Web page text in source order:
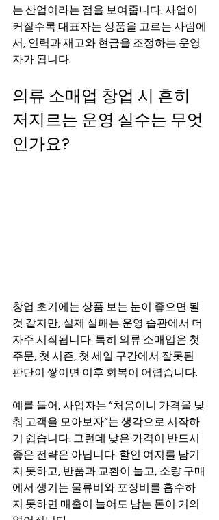
는 산업이라는 점을 보여줍니다. 사업이
커질수록 대표자는 상품을 고르는 사람에
서, 인력과 재고와 현금을 조정하는 운영
자가 됩니다.
의류 소매업 창업 시 흔히
저지르는 운영 실수는 무엇
인가요?
창업 초기에는 상품 보는 눈이 좋으면 될
것 같지만, 실제 실패는 운영 습관에서 더
자주 시작됩니다. 특히 의류 소매업은 첫
주문, 첫 시즌, 첫 세일 구간에서 잘못된
판단이 쌓이면 이후 회복이 어렵습니다.
예를 들어, 사업자는 “처음이니 가격을 낮
춰 고객을 모아보자”는 생각으로 시작하
기 쉽습니다. 그런데 낮은 가격이 반드시
좋은 전략은 아닙니다. 할인 여지를 남기
지 못하고, 반품과 교환이 늘고, 소량 구매
에서 생기는 물류비와 포장비를 흡수하
지 못하면 매출이 늘어도 남는 돈이 거의